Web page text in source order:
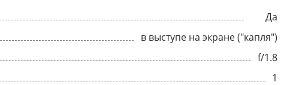
Да
в выступе на экране ("капля")
f/1.8
1